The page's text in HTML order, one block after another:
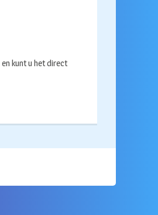
kunt u het direct